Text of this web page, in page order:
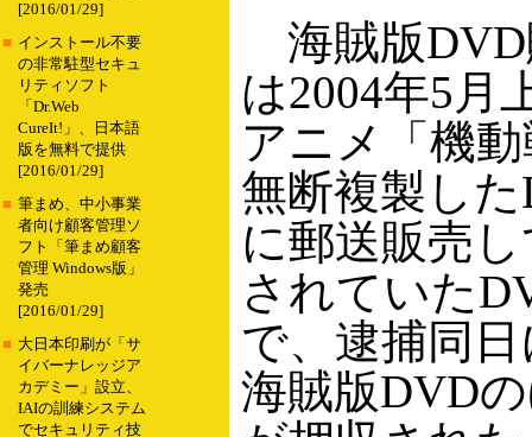
[2016/01/29]
■ インストール不要
の非常駐型セキュ
リティソフト
「Dr.Web
CureIt!」、日本語
版を無料で提供
[2016/01/29]
■ 筆まめ、中小事業
者向け顧客管理ソ
フト「筆まめ顧客
管理 Windows版」
発売
[2016/01/29]
■ 大日本印刷が「サ
イバーナレッジア
カデミー」設立、
IAIの訓練システム
でセキュリティ技
海賊版DVD
は2004年5月
アニメ「機
無断複製し
に郵送販売
されていた
で、逮捕同
海賊版DVD